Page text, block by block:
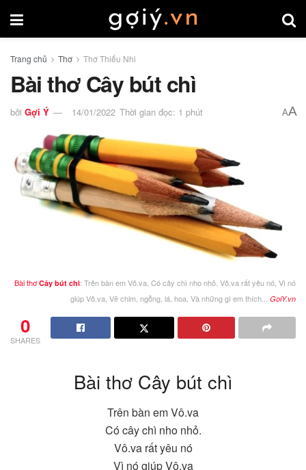
Trang chủ Thơ Thơ Thiếu Nhi
Bài thơ Cây bút chì
bởi Gợi Ý 14/01/2022 Thời gian đọc: 1 phút AA
Bài thơCây bút chì: Trên bàn em Vô.va, Có cây chì nho nhỏ. Vô.va rất yêu nó, Vì nó
giúp Vô.va, Vẽ chim, ngỗng, lá, hoa, Và những gì em thích... GoiY.vn
0
SHARES
Bài thơ Cây bút chì
Trên bàn em Vô.va
Có cây chì nho nhỏ.
Vô.va rất yêu nó
Vì nó giúp Vô.va